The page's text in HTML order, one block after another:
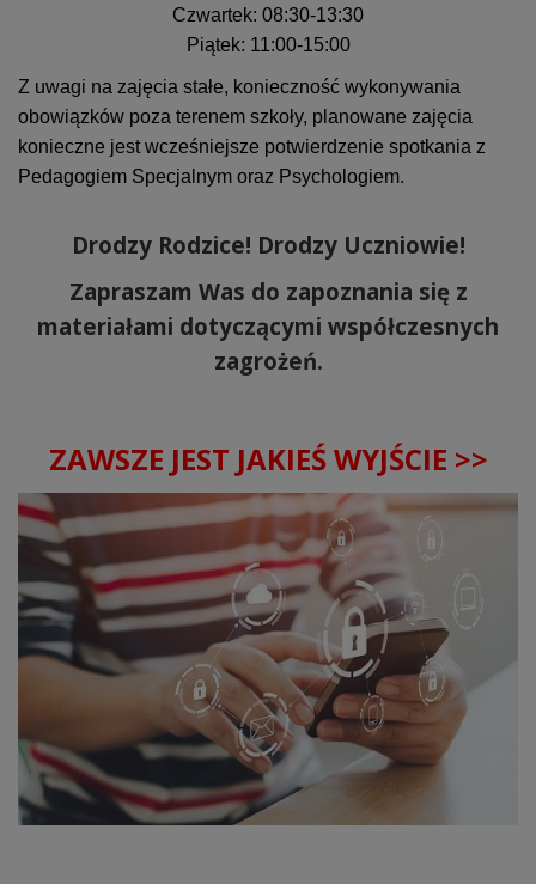
Czwartek: 08:30-13:30
Piątek: 11:00-15:00
Z uwagi na zajęcia stałe, konieczność wykonywania
obowiązków poza terenem szkoły, planowane zajęcia
konieczne jest wcześniejsze potwierdzenie spotkania z
Pedagogiem Specjalnym oraz Psychologiem.
Drodzy Rodzice! Drodzy Uczniowie!
Zapraszam Was do zapoznania się z
materiałami dotyczącymi współczesnych
zagrożeń.
ZAWSZE JEST JAKIEŚ WYJŚCIE >>